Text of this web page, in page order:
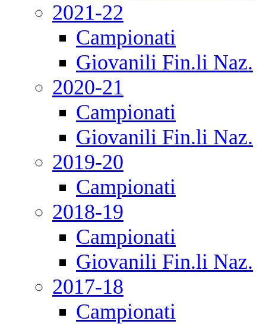
2021-22
Campionati
Giovanili Fin.li Naz.
2020-21
Campionati
Giovanili Fin.li Naz.
2019-20
Campionati
2018-19
Campionati
Giovanili Fin.li Naz.
2017-18
Campionati